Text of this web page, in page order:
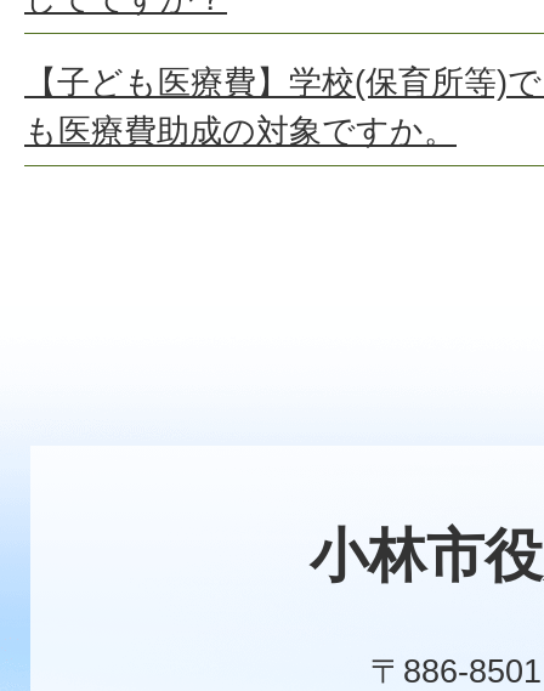
【子ども医療費】学校(保育所等)
も医療費助成の対象ですか。
小林市
〒886-8501